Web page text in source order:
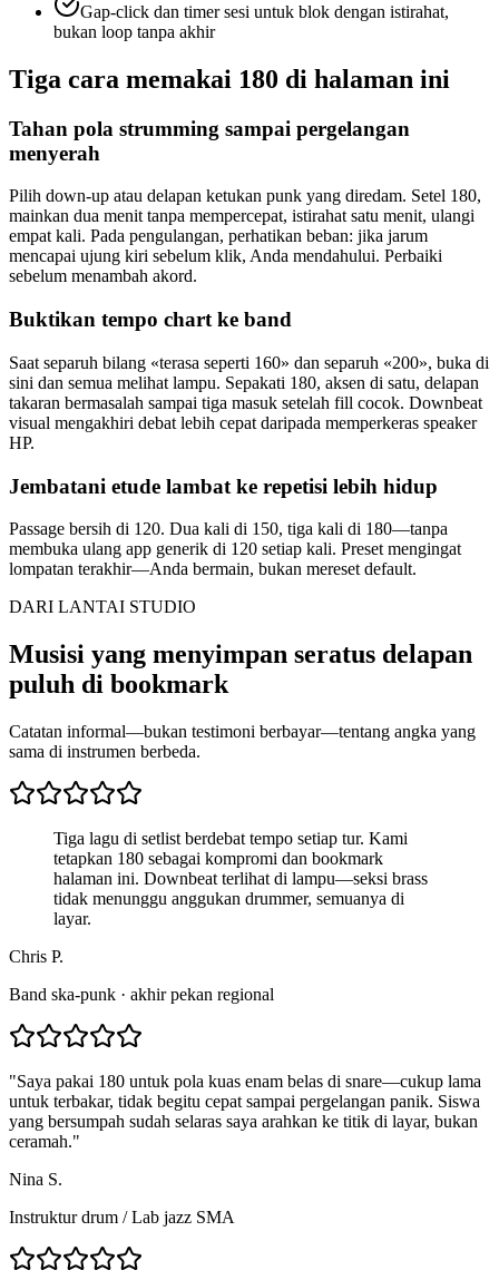
Gap-click dan timer sesi untuk blok dengan istirahat,
bukan loop tanpa akhir
Tiga cara memakai 180 di halaman ini
Tahan pola strumming sampai pergelangan
menyerah
Pilih down-up atau delapan ketukan punk yang diredam. Setel 180,
mainkan dua menit tanpa mempercepat, istirahat satu menit, ulangi
empat kali. Pada pengulangan, perhatikan beban: jika jarum
mencapai ujung kiri sebelum klik, Anda mendahului. Perbaiki
sebelum menambah akord.
Buktikan tempo chart ke band
Saat separuh bilang «terasa seperti 160» dan separuh «200», buka di
sini dan semua melihat lampu. Sepakati 180, aksen di satu, delapan
takaran bermasalah sampai tiga masuk setelah fill cocok. Downbeat
visual mengakhiri debat lebih cepat daripada memperkeras speaker
HP.
Jembatani etude lambat ke repetisi lebih hidup
Passage bersih di 120. Dua kali di 150, tiga kali di 180—tanpa
membuka ulang app generik di 120 setiap kali. Preset mengingat
lompatan terakhir—Anda bermain, bukan mereset default.
DARI LANTAI STUDIO
Musisi yang menyimpan seratus delapan
puluh di bookmark
Catatan informal—bukan testimoni berbayar—tentang angka yang
sama di instrumen berbeda.
Tiga lagu di setlist berdebat tempo setiap tur. Kami
tetapkan 180 sebagai kompromi dan bookmark
halaman ini. Downbeat terlihat di lampu—seksi brass
tidak menunggu anggukan drummer, semuanya di
layar.
Chris P.
Band ska-punk · akhir pekan regional
"Saya pakai 180 untuk pola kuas enam belas di snare—cukup lama
untuk terbakar, tidak begitu cepat sampai pergelangan panik. Siswa
yang bersumpah sudah selaras saya arahkan ke titik di layar, bukan
ceramah."
Nina S.
Instruktur drum /Lab jazz SMA